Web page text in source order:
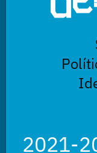
2021-